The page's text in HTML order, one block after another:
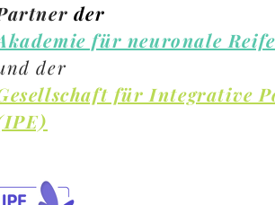
der
für neuronale
der
für Integrative